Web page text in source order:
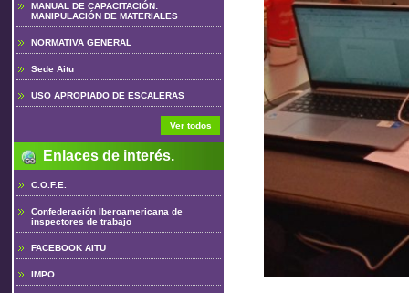
MANUAL DE CAPACITACIÓN:
MANIPULACIÓN DE MATERIALES
NORMATIVA GENERAL
Sede Aitu
USO APROPIADO DE ESCALERAS
Ver todos
Enlaces de interés.
C.O.F.E.
Confederación Iberoamericana de
inspectores de trabajo
FACEBOOK AITU
IMPO